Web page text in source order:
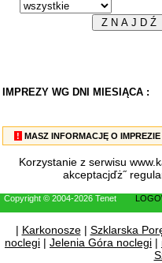
IMPREZY WG DNI MIESIĄCA :
! MASZ INFORMACJĘ O
Korzystanie z serwisu
akceptacjďż˝
Copyright © 2004-2026 Tenet
| Karkonosze| Szklarska
noclegi | Jelenia Góra noclegi |